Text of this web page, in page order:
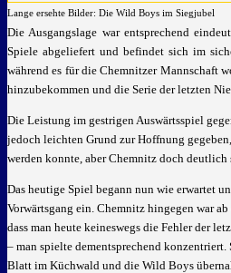
Lange ersehte Bilder: Die Wild Boys im Siegjubel
Die Ausgangslage war entsprechend
Spiele abgeliefert und befindet sich im
während es für die Chemnitzer Mannschaft
hinzubekommen und die Serie der letzten
Die Leistung im gestrigen Auswärtsspiel
jedoch leichten Grund zur Hoffnung
werden konnte, aber Chemnitz doch deutlich
Das heutige Spiel begann nun wie erwartet
Vorwärtsgang ein. Chemnitz hingegen war
dass man heute keineswegs die Fehler der
– man spielte dementsprechend konzentriert.
Blatt im Küchwald und die Wild Boys